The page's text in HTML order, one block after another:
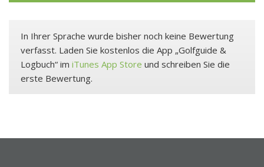
In Ihrer Sprache wurde bisher noch keine Bewertung
verfasst. Laden Sie kostenlos die App „Golfguide &
Logbuch“ im iTunes App Store und schreiben Sie die
erste Bewertung.